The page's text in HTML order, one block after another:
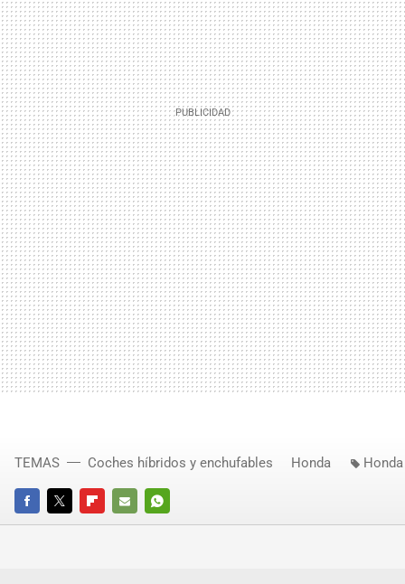
FACEBOOKTWITTERFLIPBOARD
E-
WHATSAPP
TEMAS Coches híbridos y enchufables Honda